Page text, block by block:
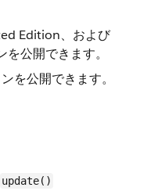
Edition、および
公開できます。
を公開できます。
update()